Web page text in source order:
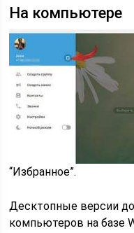
На компьютере
“Избранное”.
Десктопные версии
компьютеров на базе